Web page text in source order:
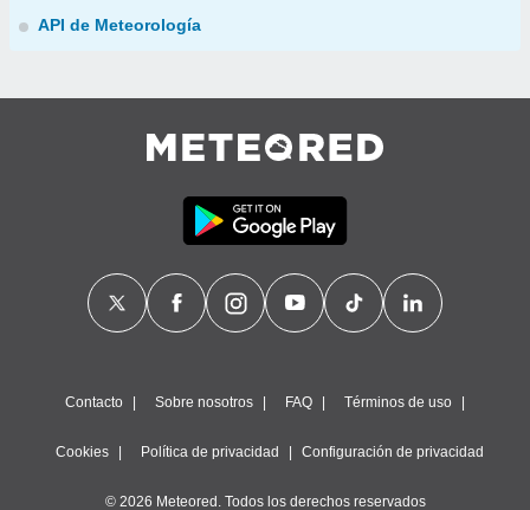
API de Meteorología
Contacto Sobre nosotros FAQ Términos de uso
Cookies Política de privacidad Configuración de privacidad
© 2026 Meteored. Todos los derechos reservados